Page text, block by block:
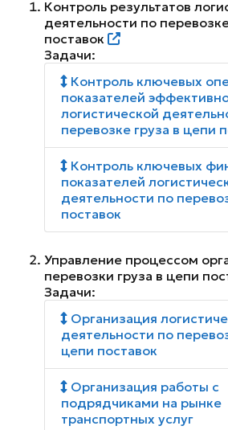
Контроль результатов
деятельности по
поставок
Задачи:
Контроль ключевых
показателей
логистической
перевозке груза в цепи
Контроль ключевых
показателей
деятельности по
поставок
Управление процессом
перевозки груза в цепи
Задачи:
Организация
деятельности по
цепи поставок
Организация работы с
подрядчиками на рынке
транспортных услуг